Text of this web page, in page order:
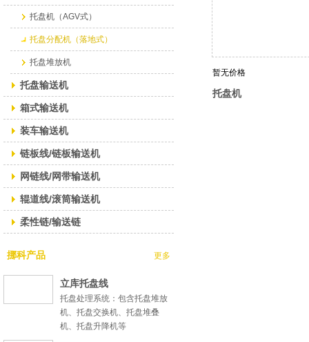
托盘机（AGV式）
托盘分配机（落地式）
托盘堆放机
托盘输送机
箱式输送机
装车输送机
链板线/链板输送机
网链线/网带输送机
辊道线/滚筒输送机
柔性链/输送链
挪科产品 更多
立库托盘线
托盘处理系统：包含托盘堆放
机、托盘交换机、托盘堆叠
机、托盘升降机等
暂无价格
托盘机